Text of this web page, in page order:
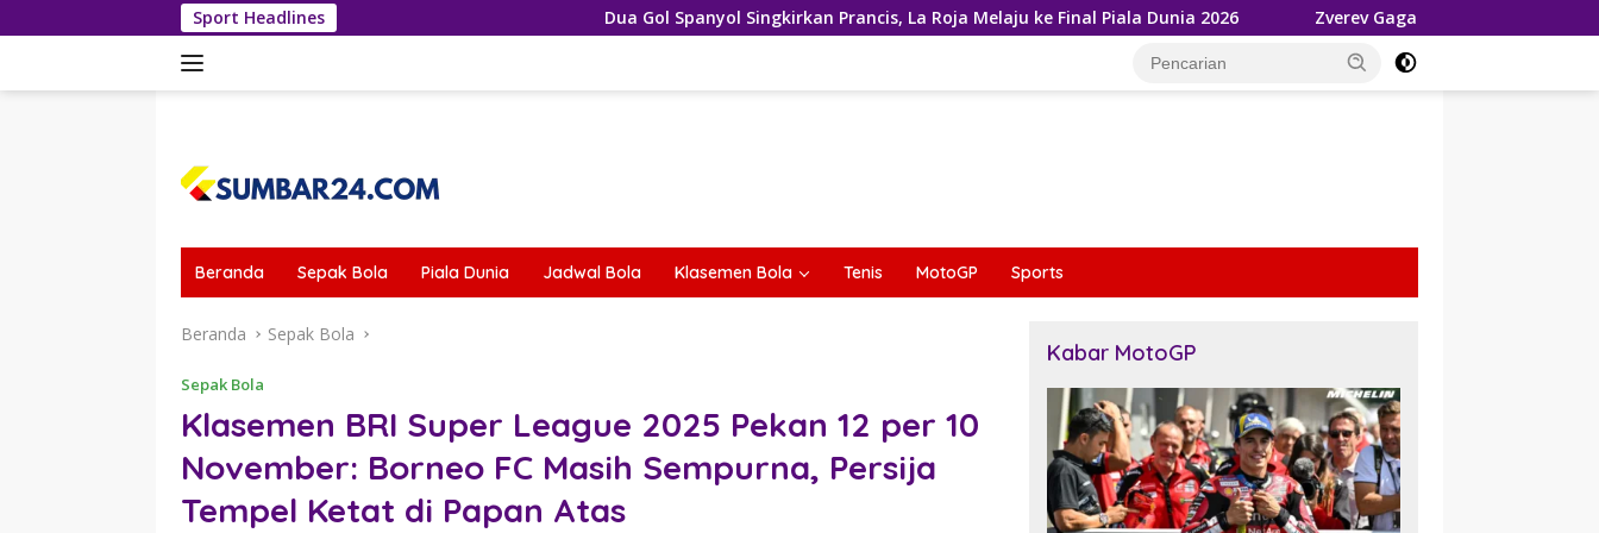
ke
Sport Headlines Dua Gol Spanyol Singkirkan Prancis, La Roja Melaju ke Final Piala Dunia 2026 Zverev Gagal Juara di Wimbledon 2026, Tetap Akui
Beranda Sepak Bola Piala Dunia Jadwal Bola Klasemen Bola Tenis MotoGP Sports
Beranda Sepak Bola
Sepak Bola
Klasemen BRI Super League 2025 Pekan 12 per 10
November: Borneo FC Masih Sempurna, Persija
Tempel Ketat di Papan Atas
Kabar MotoGP